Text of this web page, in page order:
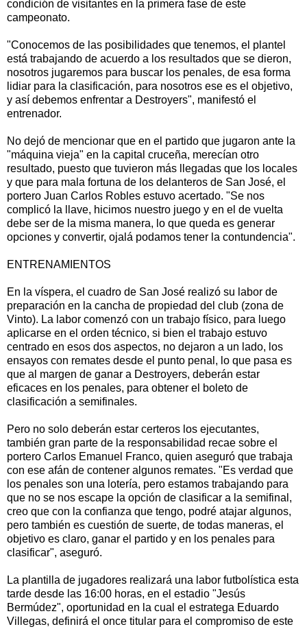
condición de visitantes en la primera fase de este
campeonato.
"Conocemos de las posibilidades que tenemos, el plantel
está trabajando de acuerdo a los resultados que se dieron,
nosotros jugaremos para buscar los penales, de esa forma
lidiar para la clasificación, para nosotros ese es el objetivo,
y así debemos enfrentar a Destroyers", manifestó el
entrenador.
No dejó de mencionar que en el partido que jugaron ante la
"máquina vieja" en la capital cruceña, merecían otro
resultado, puesto que tuvieron más llegadas que los locales
y que para mala fortuna de los delanteros de San José, el
portero Juan Carlos Robles estuvo acertado. "Se nos
complicó la llave, hicimos nuestro juego y en el de vuelta
debe ser de la misma manera, lo que queda es generar
opciones y convertir, ojalá podamos tener la contundencia".
ENTRENAMIENTOS
En la víspera, el cuadro de San José realizó su labor de
preparación en la cancha de propiedad del club (zona de
Vinto). La labor comenzó con un trabajo físico, para luego
aplicarse en el orden técnico, si bien el trabajo estuvo
centrado en esos dos aspectos, no dejaron a un lado, los
ensayos con remates desde el punto penal, lo que pasa es
que al margen de ganar a Destroyers, deberán estar
eficaces en los penales, para obtener el boleto de
clasificación a semifinales.
Pero no solo deberán estar certeros los ejecutantes,
también gran parte de la responsabilidad recae sobre el
portero Carlos Emanuel Franco, quien aseguró que trabaja
con ese afán de contener algunos remates. "Es verdad que
los penales son una lotería, pero estamos trabajando para
que no se nos escape la opción de clasificar a la semifinal,
creo que con la confianza que tengo, podré atajar algunos,
pero también es cuestión de suerte, de todas maneras, el
objetivo es claro, ganar el partido y en los penales para
clasificar", aseguró.
La plantilla de jugadores realizará una labor futbolística esta
tarde desde las 16:00 horas, en el estadio "Jesús
Bermúdez", oportunidad en la cual el estratega Eduardo
Villegas, definirá el once titular para el compromiso de este